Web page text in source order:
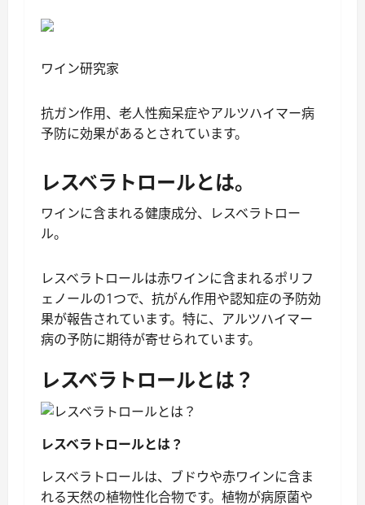
ワイン研究家
抗ガン作用、老人性痴呆症やアルツハイマー病
予防に効果があるとされています。
レスベラトロールとは。
ワインに含まれる健康成分、レスベラトロー
ル。
レスベラトロールは赤ワインに含まれるポリフ
ェノールの1つで、抗がん作用や認知症の予防効
果が報告されています。特に、アルツハイマー
病の予防に期待が寄せられています。
レスベラトロールとは？
レスベラトロールとは？
レスベラトロールは、ブドウや赤ワインに含ま
れる天然の植物性化合物です。植物が病原菌や